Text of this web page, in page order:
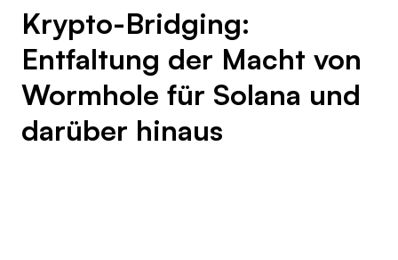
Krypto-Bridging:
Entfaltung der Macht von
Wormhole für Solana und
darüber hinaus